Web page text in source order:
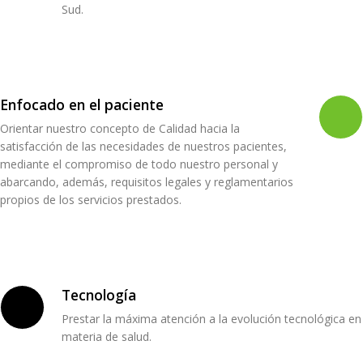
Sud.
Enfocado en el paciente
Orientar nuestro concepto de Calidad hacia la
satisfacción de las necesidades de nuestros pacientes,
mediante el compromiso de todo nuestro personal y
abarcando, además, requisitos legales y reglamentarios
propios de los servicios prestados.
Tecnología
Prestar la máxima atención a la evolución tecnológica en
materia de salud.